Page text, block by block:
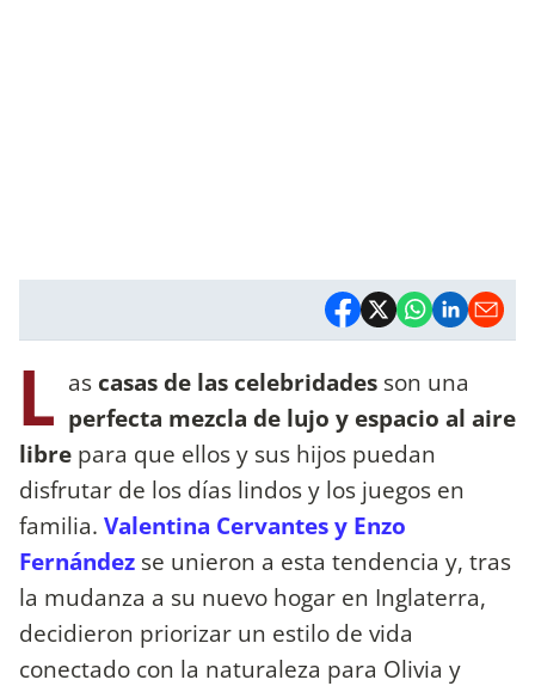
L as casas de las celebridades son una
perfecta mezcla de lujo y espacio al aire
libre para que ellos y sus hijos puedan
disfrutar de los días lindos y los juegos en
familia. Valentina Cervantes y Enzo
Fernández se unieron a esta tendencia y, tras
la mudanza a su nuevo hogar en Inglaterra,
decidieron priorizar un estilo de vida
conectado con la naturaleza para Olivia y